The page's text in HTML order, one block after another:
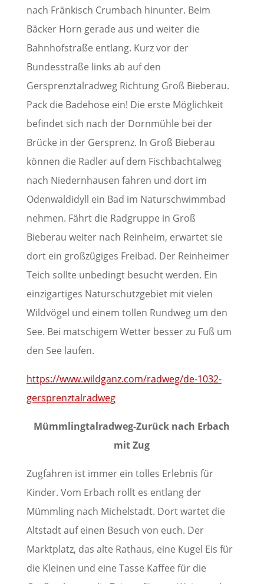
nach Fränkisch Crumbach hinunter. Beim
Bäcker Horn gerade aus und weiter die
Bahnhofstraße entlang. Kurz vor der
Bundesstraße links ab auf den
Gersprenztalradweg Richtung Groß Bieberau.
Pack die Badehose ein! Die erste Möglichkeit
befindet sich nach der Dornmühle bei der
Brücke in der Gersprenz. In Groß Bieberau
können die Radler auf dem Fischbachtalweg
nach Niedernhausen fahren und dort im
Odenwaldidyll ein Bad im Naturschwimmbad
nehmen. Fährt die Radgruppe in Groß
Bieberau weiter nach Reinheim, erwartet sie
dort ein großzügiges Freibad. Der Reinheimer
Teich sollte unbedingt besucht werden. Ein
einzigartiges Naturschutzgebiet mit vielen
Wildvögel und einem tollen Rundweg um den
See. Bei matschigem Wetter besser zu Fuß um
den See laufen.
https://www.wildganz.com/radweg/de-1032-
gersprenztalradweg
Mümmlingtalradweg-Zurück nach Erbach
mit Zug
Zugfahren ist immer ein tolles Erlebnis für
Kinder. Vom Erbach rollt es entlang der
Mümmling nach Michelstadt. Dort wartet die
Altstadt auf einen Besuch von euch. Der
Marktplatz, das alte Rathaus, eine Kugel Eis für
die Kleinen und eine Tasse Kaffee für die